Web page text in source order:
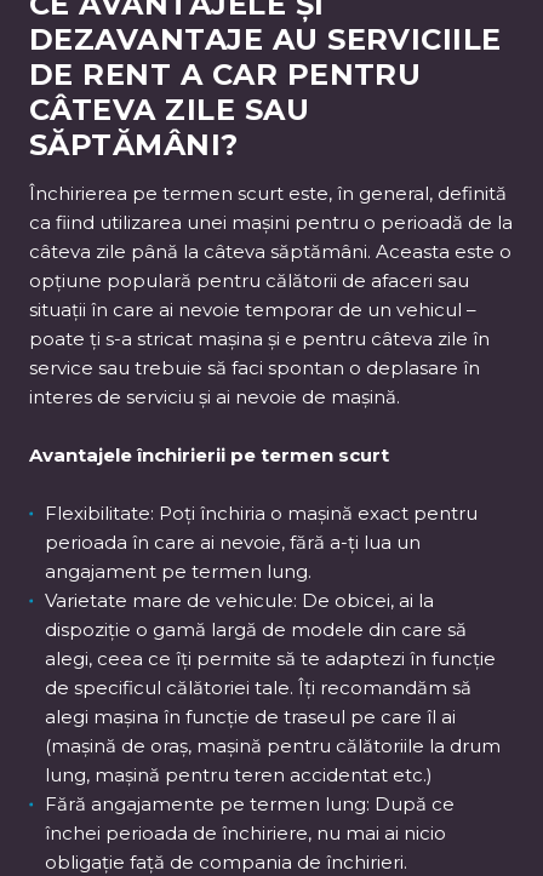
DEZAVANTAJE AU SERVICIILE
DE RENT A CAR PENTRU
CÂTEVA ZILE SAU
SĂPTĂMÂNI?
Închirierea pe termen scurt este, în general, definită
ca fiind utilizarea unei mașini pentru o perioadă de la
câteva zile până la câteva săptămâni. Aceasta este o
opțiune populară pentru călătorii de afaceri sau
situații în care ai nevoie temporar de un vehicul –
poate ți s-a stricat mașina și e pentru câteva zile în
service sau trebuie să faci spontan o deplasare în
interes de serviciu și ai nevoie de mașină.
Avantajele închirierii pe termen scurt
Flexibilitate: Poți închiria o mașină exact pentru
perioada în care ai nevoie, fără a-ți lua un
angajament pe termen lung.
Varietate mare de vehicule: De obicei, ai la
dispoziție o gamă largă de modele din care să
alegi, ceea ce îți permite să te adaptezi în funcție
de specificul călătoriei tale. Îți recomandăm să
alegi mașina în funcție de traseul pe care îl ai
(mașină de oraș, mașină pentru călătoriile la drum
lung, mașină pentru teren accidentat etc.)
Fără angajamente pe termen lung: După ce
închei perioada de închiriere, nu mai ai nicio
obligație față de compania de închirieri.